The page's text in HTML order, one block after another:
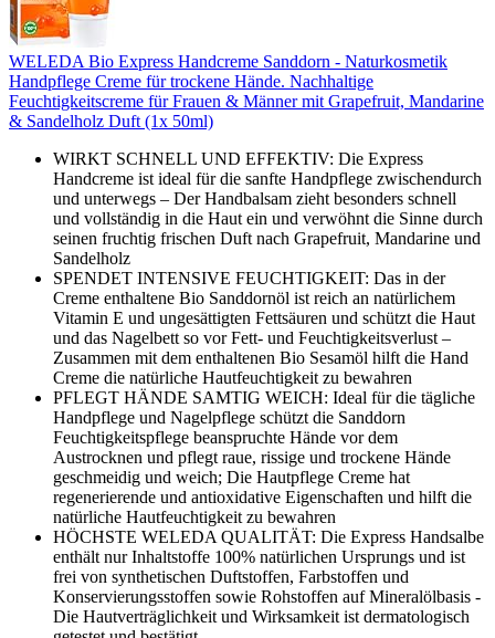
WELEDA Bio Express Handcreme Sanddorn - Naturkosmetik
Handpflege Creme für trockene Hände. Nachhaltige
Feuchtigkeitscreme für Frauen & Männer mit Grapefruit, Mandarine
& Sandelholz Duft (1x 50ml)
WIRKT SCHNELL UND EFFEKTIV: Die Express
Handcreme ist ideal für die sanfte Handpflege zwischendurch
und unterwegs – Der Handbalsam zieht besonders schnell
und vollständig in die Haut ein und verwöhnt die Sinne durch
seinen fruchtig frischen Duft nach Grapefruit, Mandarine und
Sandelholz
SPENDET INTENSIVE FEUCHTIGKEIT: Das in der
Creme enthaltene Bio Sanddornöl ist reich an natürlichem
Vitamin E und ungesättigten Fettsäuren und schützt die Haut
und das Nagelbett so vor Fett- und Feuchtigkeitsverlust –
Zusammen mit dem enthaltenen Bio Sesamöl hilft die Hand
Creme die natürliche Hautfeuchtigkeit zu bewahren
PFLEGT HÄNDE SAMTIG WEICH: Ideal für die tägliche
Handpflege und Nagelpflege schützt die Sanddorn
Feuchtigkeitspflege beanspruchte Hände vor dem
Austrocknen und pflegt raue, rissige und trockene Hände
geschmeidig und weich; Die Hautpflege Creme hat
regenerierende und antioxidative Eigenschaften und hilft die
natürliche Hautfeuchtigkeit zu bewahren
HÖCHSTE WELEDA QUALITÄT: Die Express Handsalbe
enthält nur Inhaltstoffe 100% natürlichen Ursprungs und ist
frei von synthetischen Duftstoffen, Farbstoffen und
Konservierungsstoffen sowie Rohstoffen auf Mineralölbasis -
Die Hautverträglichkeit und Wirksamkeit ist dermatologisch